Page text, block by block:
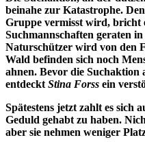
beinahe zur Katastrophe.
Gruppe vermisst wird, bricht
Suchmannschaften geraten
Naturschützer wird von den
Wald befinden sich noch
ahnen. Bevor die Suchaktion
entdeckt Stina Forss ein
Spätestens jetzt zahlt es sich
Geduld gehabt zu haben.
aber sie nehmen weniger